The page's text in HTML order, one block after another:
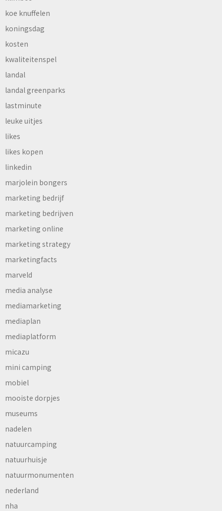
koe knuffelen
koningsdag
kosten
kwaliteitenspel
landal
landal greenparks
lastminute
leuke uitjes
likes
likes kopen
linkedin
marjolein bongers
marketing bedrijf
marketing bedrijven
marketing online
marketing strategy
marketingfacts
marveld
media analyse
mediamarketing
mediaplan
mediaplatform
micazu
mini camping
mobiel
mooiste dorpjes
museums
nadelen
natuurcamping
natuurhuisje
natuurmonumenten
nederland
nha